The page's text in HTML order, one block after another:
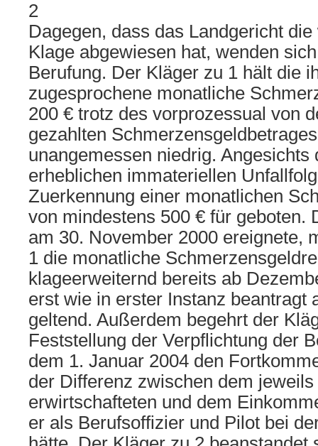
2
Dagegen, dass das Landgericht
Klage abgewiesen hat, wenden
Berufung. Der Kläger zu 1 hält die
zugesprochene monatliche
200 € trotz des vorprozessual von
gezahlten
unangemessen niedrig. Angesichts
erheblichen immateriellen
Zuerkennung einer monatlichen
von mindestens 500 € für geboten.
am 30. November 2000 ereignete,
1 die monatliche
klageerweiternd bereits ab
erst wie in erster Instanz beantragt
geltend. Außerdem begehrt der
Feststellung der Verpflichtung der
dem 1. Januar 2004 den
der Differenz zwischen dem
erwirtschafteten und dem
er als Berufsoffizier und Pilot bei